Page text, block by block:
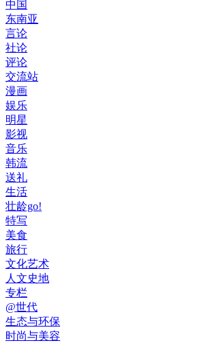
中国
东南亚
言论
社论
评论
交流站
漫画
娱乐
明星
影视
音乐
韩流
送礼
生活
壮龄go!
特写
美食
旅行
文化艺术
人文史地
专栏
@世代
生态与环保
时尚与美容